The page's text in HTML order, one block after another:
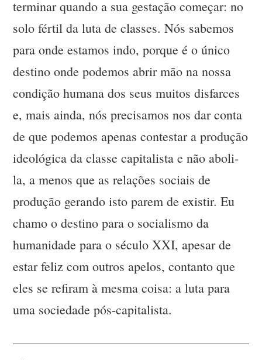
terminar quando a sua gestação começar: no
solo fértil da luta de classes. Nós sabemos
para onde estamos indo, porque é o único
destino onde podemos abrir mão na nossa
condição humana dos seus muitos disfarces
e, mais ainda, nós precisamos nos dar conta
de que podemos apenas contestar a produção
ideológica da classe capitalista e não aboli-
la, a menos que as relações sociais de
produção gerando isto parem de existir. Eu
chamo o destino para o socialismo da
humanidade para o século XXI, apesar de
estar feliz com outros apelos, contanto que
eles se refiram à mesma coisa: a luta para
uma sociedade pós-capitalista.